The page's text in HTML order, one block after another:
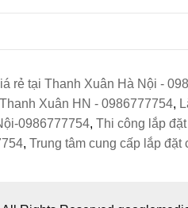
rẻ tại Thanh Xuân Hà Nội -
Xuân HN - 0986777754,
0986777754, Thi công lắp
, Trung tâm cung cấp lắp